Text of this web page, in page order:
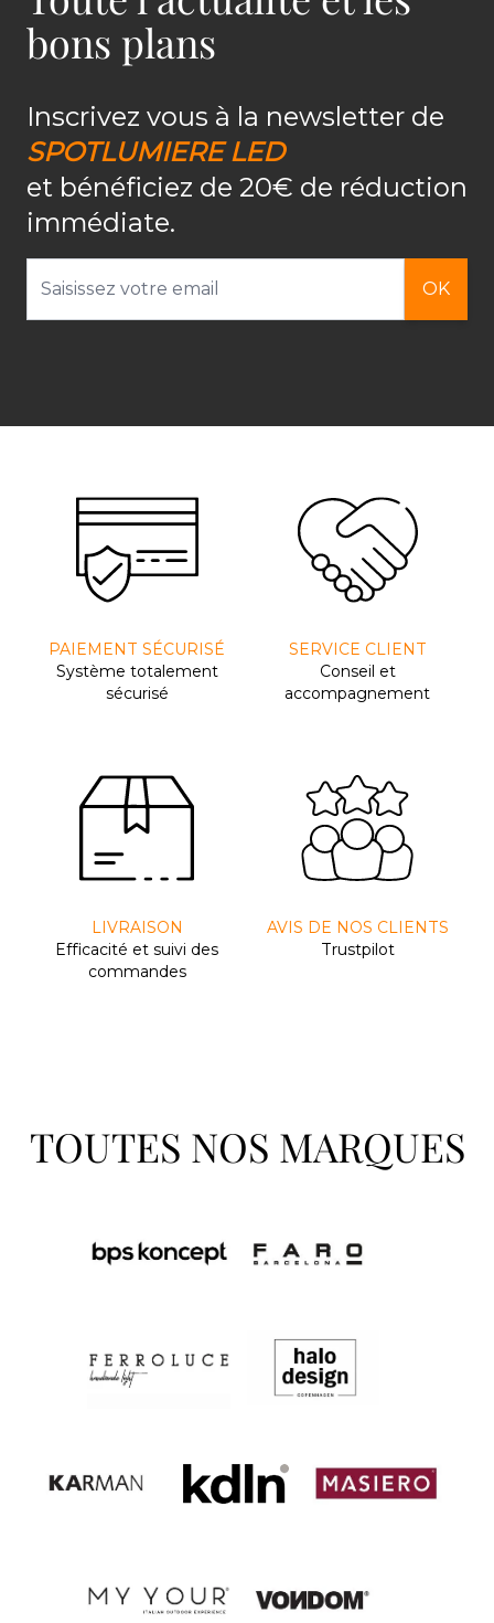
bons plans
Inscrivez vous à la newsletter de
SPOTLUMIERE LED
et bénéficiez de 20€ de réduction
immédiate.
OK
PAIEMENT SÉCURISÉ
Système totalement
sécurisé
SERVICE CLIENT
Conseil et
accompagnement
LIVRAISON
Efﬁcacité et suivi des
commandes
AVIS DE NOS CLIENTS
Trustpilot
TOUTES NOS MARQUES